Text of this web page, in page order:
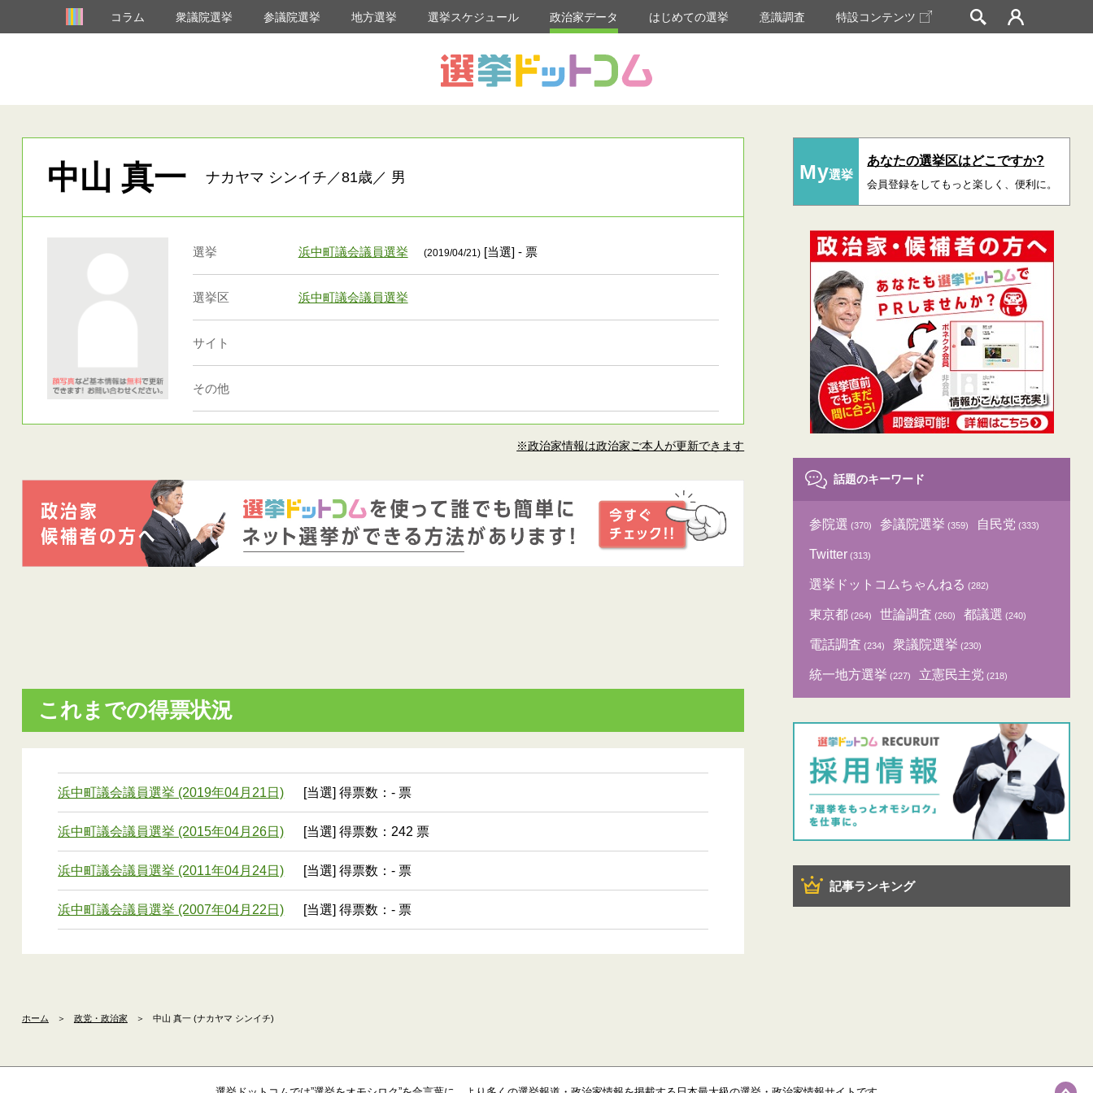
コラム 衆議院選挙 参議院選挙 地方選挙 選挙スケジュール 政治家データ はじめての選挙 意識調査 特設コンテンツ
中山 真一 ナカヤマ シンイチ／81歳／ 男
選挙 浜中町議会議員選挙 (2019/04/21)[当選] - 票
選挙区 浜中町議会議員選挙
サイト
その他
※政治家情報は政治家ご本人が更新できます
これまでの得票状況
浜中町議会議員選挙 (2019年04月21日) [当選] 得票数：- 票
浜中町議会議員選挙 (2015年04月26日) [当選] 得票数：242 票
浜中町議会議員選挙 (2011年04月24日) [当選] 得票数：- 票
浜中町議会議員選挙 (2007年04月22日) [当選] 得票数：- 票
My選挙
あなたの選挙区はどこですか?
会員登録をしてもっと楽しく、便利に。
話題のキーワード
参院選 (370) 参議院選挙 (359) 自民党 (333)
Twitter (313)
選挙ドットコムちゃんねる (282)
東京都 (264) 世論調査 (260) 都議選 (240)
電話調査 (234) 衆議院選挙 (230)
統一地方選挙 (227) 立憲民主党 (218)
記事ランキング
ホーム ＞ 政党・政治家 ＞ 中山 真一 (ナカヤマ シンイチ)